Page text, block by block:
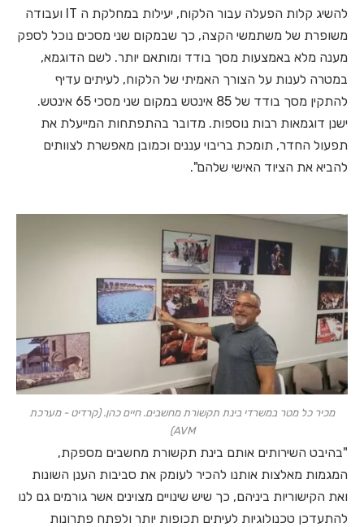
להשיג קלות הפעלה עבור הלקוח, יעילות במחלקת ה IT ועבודה
משופרת של משתמשי הקצה, כך שבמקום שני מסכים נוכל לספק
מענה מלא באמצעות מסך בודד ומותאם יותר. לשם הדוגמא,
במטרה לענות על הצורך האמיתי של הלקוח, לעיתים עדיף
להתקין מסך בודד של 85 אינטש במקום שני מסכי 65 אינטש.
ישנן דוגמאות רבות נוספות. מדובר בהתפתחות המייעלת את
תפעול החדר, תומכת בריבוי עננים וכמובן מאפשרת לצוותים
להביא את הציוד האישי שלהם".
מכיר כל מטר במשרדי בינת תקשורת מחשבים. חיים כהן. (קרדיט - מערכת
AVM)
"בהיבט השירותים אותם בינת תקשורת מחשבים מספקת,
המגמות מאלצות אותנו להכיר לעומק את סביבות הענן השונות
ואת הקישוריות ביניהם, כך שיש שינויים מצוינים אשר גורמים גם לנו
להתעדכן טכנולוגיות לעיתים תכופות יותר ולפתח פתרונות